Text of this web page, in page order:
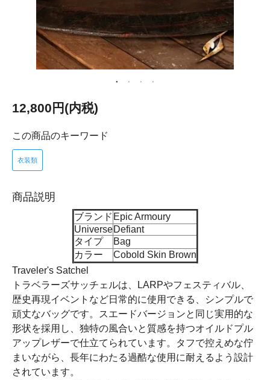
12,800円(内税)
この商品のキーワード
衣装類
商品説明
ブランド Epic Armoury
Universe Defiant
タイプ
Bag
カラー
Cobold Skin Brown
Traveler's Satchel
トラベラーズサッチェルは、LARPやフェスティバル、
歴史再現イベントなど日常的に使用できる、シンプルで
頑丈なバッグです。スエードバージョンと同じ実用的な
形状を採用し、独特の風合いと質感を持つオイルドプル
アップレザーで仕立てられています。タフで控えめな佇
まいながら、長年にわたる過酷な使用に耐えるよう設計
されています。